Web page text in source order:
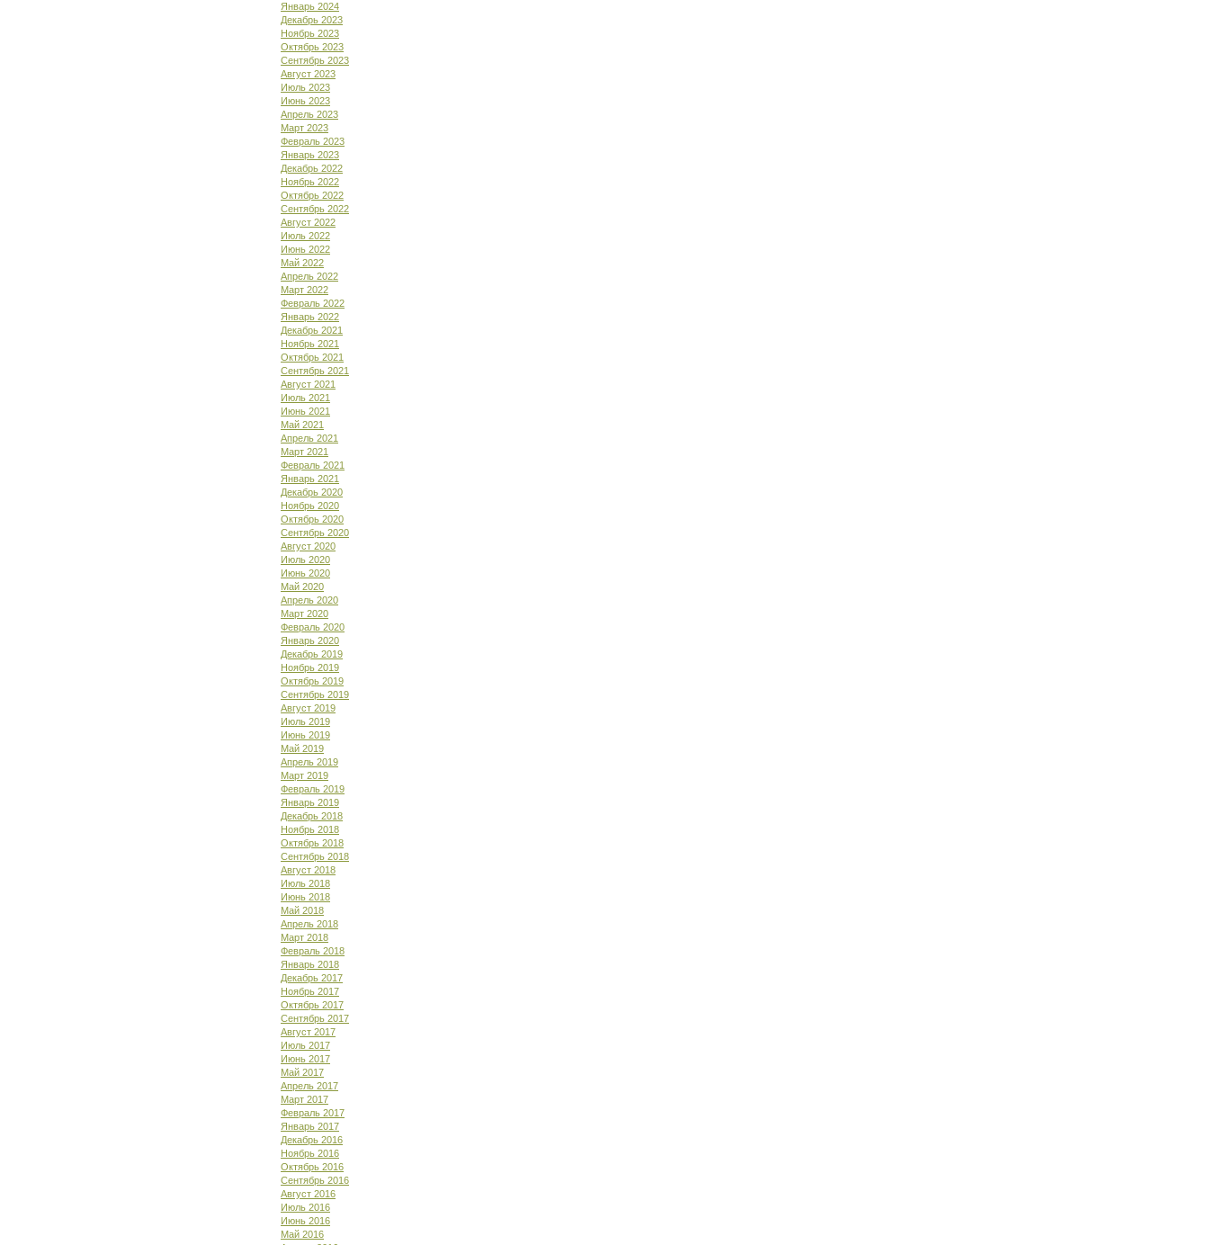
Январь 2024
Декабрь 2023
Ноябрь 2023
Октябрь 2023
Сентябрь 2023
Август 2023
Июль 2023
Июнь 2023
Апрель 2023
Март 2023
Февраль 2023
Январь 2023
Декабрь 2022
Ноябрь 2022
Октябрь 2022
Сентябрь 2022
Август 2022
Июль 2022
Июнь 2022
Май 2022
Апрель 2022
Март 2022
Февраль 2022
Январь 2022
Декабрь 2021
Ноябрь 2021
Октябрь 2021
Сентябрь 2021
Август 2021
Июль 2021
Июнь 2021
Май 2021
Апрель 2021
Март 2021
Февраль 2021
Январь 2021
Декабрь 2020
Ноябрь 2020
Октябрь 2020
Сентябрь 2020
Август 2020
Июль 2020
Июнь 2020
Май 2020
Апрель 2020
Март 2020
Февраль 2020
Январь 2020
Декабрь 2019
Ноябрь 2019
Октябрь 2019
Сентябрь 2019
Август 2019
Июль 2019
Июнь 2019
Май 2019
Апрель 2019
Март 2019
Февраль 2019
Январь 2019
Декабрь 2018
Ноябрь 2018
Октябрь 2018
Сентябрь 2018
Август 2018
Июль 2018
Июнь 2018
Май 2018
Апрель 2018
Март 2018
Февраль 2018
Январь 2018
Декабрь 2017
Ноябрь 2017
Октябрь 2017
Сентябрь 2017
Август 2017
Июль 2017
Июнь 2017
Май 2017
Апрель 2017
Март 2017
Февраль 2017
Январь 2017
Декабрь 2016
Ноябрь 2016
Октябрь 2016
Сентябрь 2016
Август 2016
Июль 2016
Июнь 2016
Май 2016